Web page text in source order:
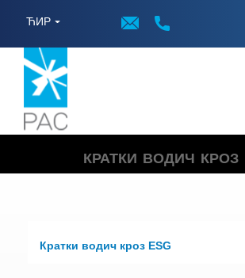
ЋИР
КРАТКИ ВОДИЧ КРОЗ
Кратки водич кроз ESG